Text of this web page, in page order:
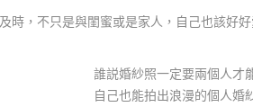
時，不只是與閨蜜或是家人，自己也該好
誰説婚紗照一定要兩個人才
自己也能拍出浪漫的個人婚